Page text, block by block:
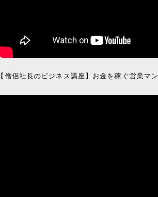
【僧侶社長のビジネス講座】お金を稼ぐ営業マ